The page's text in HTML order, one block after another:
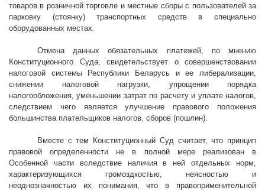
товаров в розничной торговле и местные сборы с пользователей за
парковку (стоянку) транспортных средств в специально
оборудованных местах.
Отмена данных обязательных платежей, по мнению
Конституционного Суда, свидетельствует о совершенствовании
налоговой системы Республики Беларусь и ее либерализации,
снижении налоговой нагрузки, упрощении порядка
налогообложения, уменьшении затрат по расчету и уплате налогов,
следствием чего является улучшение правового положения
большинства плательщиков налогов, сборов (пошлин).
Вместе с тем Конституционный Суд считает, что принцип
правовой определенности не в полной мере реализован в
Особенной части вследствие наличия в ней отдельных норм,
характеризующихся громоздкостью, неясностью и
неоднозначностью их понимания, что в правоприменительной